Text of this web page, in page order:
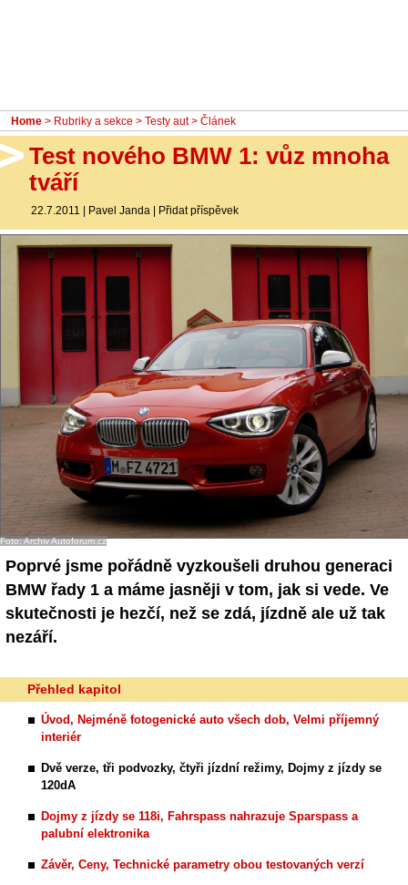
Home > Rubriky a sekce > Testy aut> Článek
Test nového BMW 1: vůz mnoha
tváří
22.7.2011 | Pavel Janda | Přidat příspěvek
Foto: Archiv Autoforum.cz
Poprvé jsme pořádně vyzkoušeli druhou generaci
BMW řady 1 a máme jasněji v tom, jak si vede. Ve
skutečnosti je hezčí, než se zdá, jízdně ale už tak
nezáří.
Přehled kapitol
Úvod, Nejméně fotogenické auto všech dob, Velmi příjemný
interiér
Dvě verze, tři podvozky, čtyři jízdní režimy, Dojmy z jízdy se
120dA
Dojmy z jízdy se 118i, Fahrspass nahrazuje Sparspass a
palubní elektronika
Závěr, Ceny, Technické parametry obou testovaných verzí